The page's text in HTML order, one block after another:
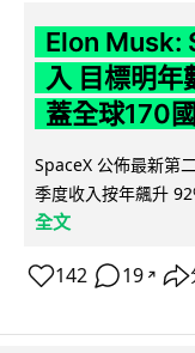
Elon Musk:
入 目標明
蓋全球170國
SpaceX 公佈最新第
季度收入按年飆升
全文
142 19 ↗